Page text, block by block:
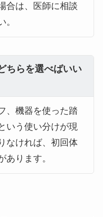
合は、医師に相談
。
ちらを選べばいい
、機器を使った踏
いう使い分けが現
なければ、初回体
あります。